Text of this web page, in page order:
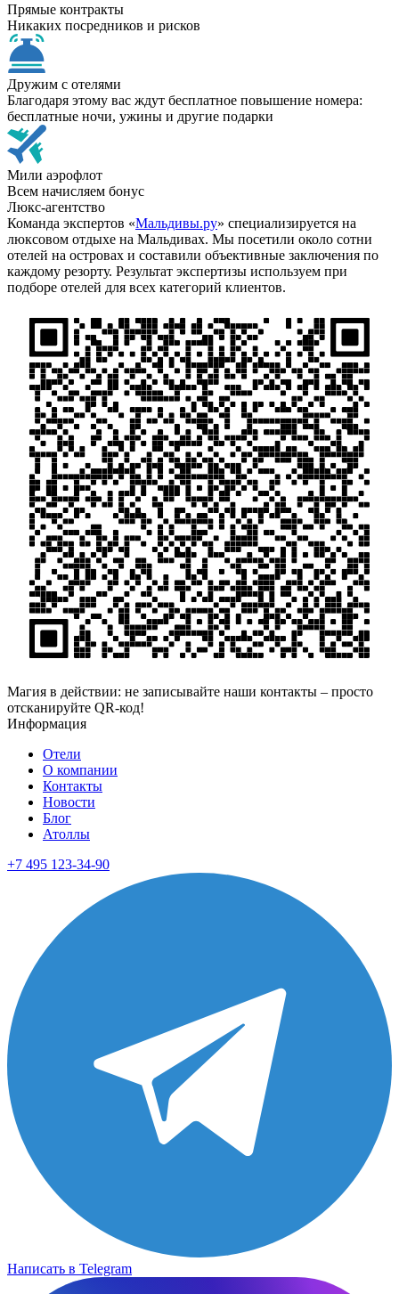
Прямые контракты
Никаких посредников и рисков
Дружим с отелями
Благодаря этому вас ждут бесплатное повышение номера:
бесплатные ночи, ужины и другие подарки
Мили аэрофлот
Всем начисляем бонус
Люкс-агентство
Команда экспертов «Мальдивы.ру» специализируется на
люксовом отдыхе на Мальдивах. Мы посетили около сотни
отелей на островах и составили объективные заключения по
каждому резорту. Результат экспертизы используем при
подборе отелей для всех категорий клиентов.
Магия в действии: не записывайте наши контакты – просто
отсканируйте QR-код!
Информация
Отели
О компании
Контакты
Новости
Блог
Атоллы
+7 495 123-34-90
Написать в Telegram